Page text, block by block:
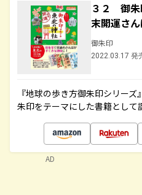
３２ 御朱
末開運さ
御朱印
2022.03.17 発
『地球の歩き方御朱印シリー
朱印をテーマにした書籍として
AD